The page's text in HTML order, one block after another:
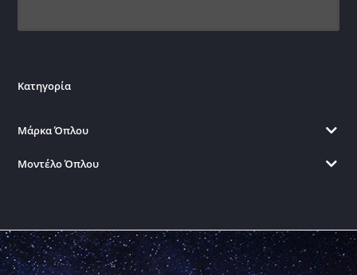
Κατηγορία
Μάρκα Όπλου
Μοντέλο Όπλου